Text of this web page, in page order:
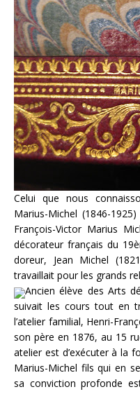
Celui que nous
Marius-Michel (1846-
François-Victor Marius
décorateur français du
doreur, Jean Michel
travaillait pour les grands
Ancien élève des Arts
suivait les cours tout en
l’atelier familial, Henri-
son père en 1876, au 15
atelier est d’exécuter à la
Marius-Michel fils qui en
sa conviction profonde